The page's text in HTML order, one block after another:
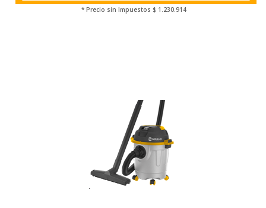
* Precio sin Impuestos $ 1.230.914